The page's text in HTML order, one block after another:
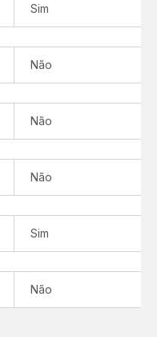
Sim
Não
Não
Não
Sim
Não